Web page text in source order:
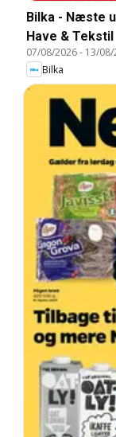
Bilka - Næste
Have & Tekstil
07/08/2026- 13/
Bilka